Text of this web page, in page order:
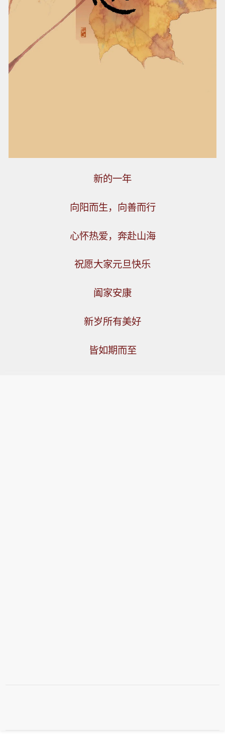
新的一年
向阳而生，向善而行
心怀热爱，奔赴山海
祝愿大家元旦快乐
阖家安康
新岁所有美好
皆如期而至